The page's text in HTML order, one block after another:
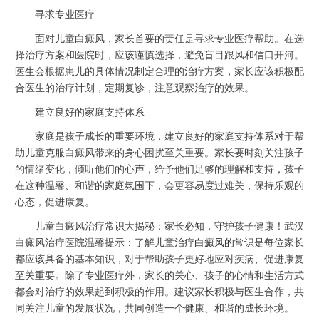
寻求专业医疗
面对儿童白癜风，家长首要的责任是寻求专业医疗帮助。在选
择治疗方案和医院时，应该谨慎选择，避免盲目跟风和信口开河。
医生会根据患儿的具体情况制定合理的治疗方案，家长应该积极配
合医生的治疗计划，定期复诊，注意观察治疗的效果。
建立良好的家庭支持体系
家庭是孩子成长的重要环境，建立良好的家庭支持体系对于帮
助儿童克服白癜风带来的身心困扰至关重要。家长要时刻关注孩子
的情绪变化，倾听他们的心声，给予他们足够的理解和支持，孩子
在这种温馨、和谐的家庭氛围下，会更容易度过难关，保持乐观的
心态，促进康复。
儿童白癜风治疗常识大揭秘：家长必知，守护孩子健康！武汉
白癜风治疗医院温馨提示：了解儿童治疗白癜风的常识是每位家长
都应该具备的基本知识，对于帮助孩子更好地应对疾病、促进康复
至关重要。除了专业医疗外，家长的关心、孩子的心情和生活方式
都会对治疗的效果起到积极的作用。建议家长积极与医生合作，共
同关注儿童的发展状况，共同创造一个健康、和谐的成长环境。